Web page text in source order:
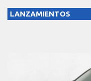
LANZAMIENTOS